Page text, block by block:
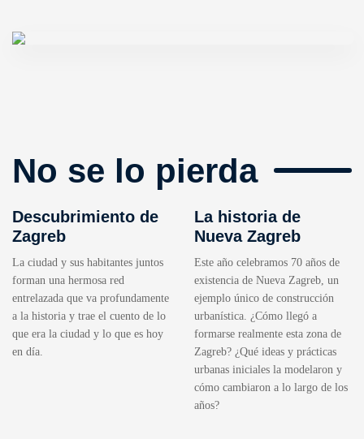
No se lo pierda
Descubrimiento de
Zagreb
La ciudad y sus habitantes juntos
forman una hermosa red
entrelazada que va profundamente
a la historia y trae el cuento de lo
que era la ciudad y lo que es hoy
en día.
La historia de
Nueva Zagreb
Este año celebramos 70 años de
existencia de Nueva Zagreb, un
ejemplo único de construcción
urbanística. ¿Cómo llegó a
formarse realmente esta zona de
Zagreb? ¿Qué ideas y prácticas
urbanas iniciales la modelaron y
cómo cambiaron a lo largo de los
años?